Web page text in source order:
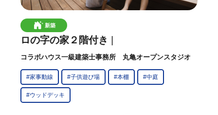
新築
ロの字の家２階付き
コラボハウス一級建築士事務所 丸亀オープンスタジオ
#家事動線 #子供遊び場 #本棚 #中庭
#ウッドデッキ